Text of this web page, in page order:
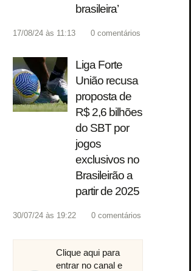
brasileira’
17/08/24 às 11:13 0 comentários
Liga Forte
União recusa
proposta de
R$ 2,6 bilhões
do SBT por
jogos
exclusivos no
Brasileirão a
partir de 2025
30/07/24 às 19:22 0 comentários
Clique aqui para
entrar no canal e